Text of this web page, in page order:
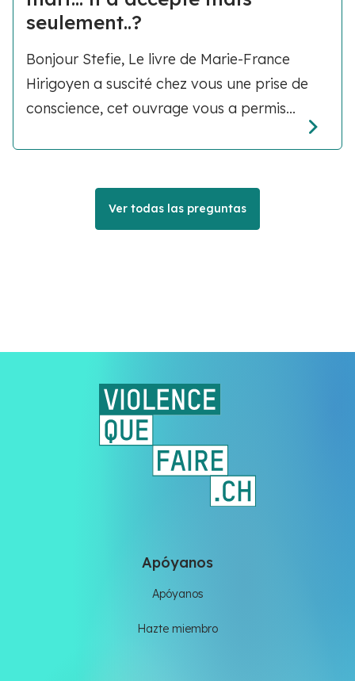
seulement..?
Bonjour Stefie, Le livre de Marie-France
Hirigoyen a suscité chez vous une prise de
conscience, cet ouvrage vous a permis...
Ver todas las preguntas
Apóyanos
Apóyanos
Hazte miembro